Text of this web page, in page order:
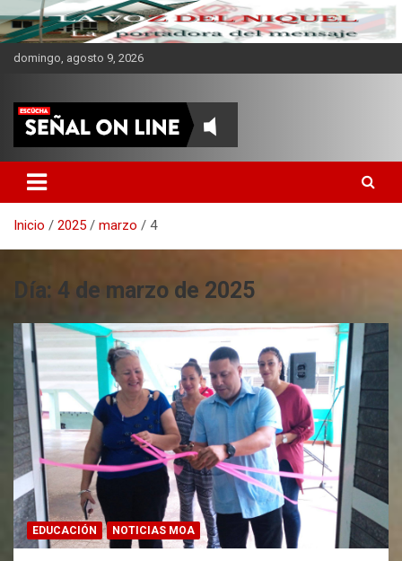
domingo, agosto 9, 2026
CMKV La Portadora del
Mensaje
Inicio 2025 marzo 4
Día: 4 de marzo de 2025
EDUCACIÓN NOTICIAS MOA